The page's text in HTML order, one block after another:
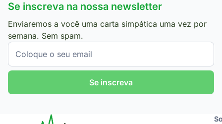
Se inscreva na nossa newsletter
Enviaremos a você uma carta simpática uma vez por
semana. Sem spam.
Se inscreva